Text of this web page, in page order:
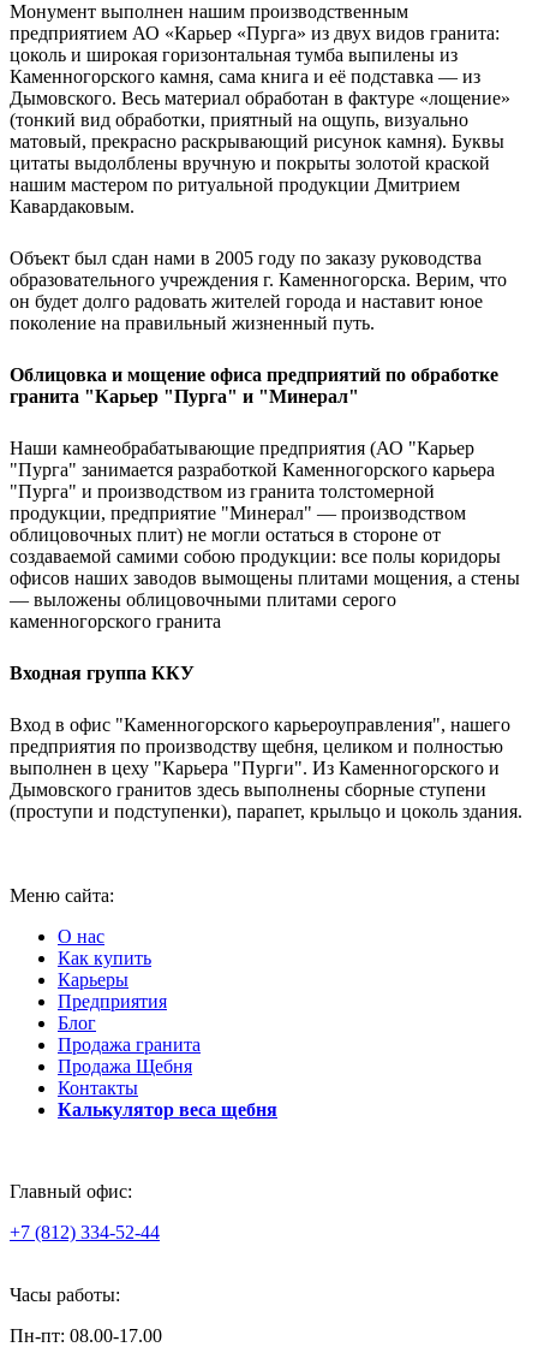
Монумент выполнен нашим производственным
предприятием АО «Карьер «Пурга» из двух видов гранита:
цоколь и широкая горизонтальная тумба выпилены из
Каменногорского камня, сама книга и её подставка — из
Дымовского. Весь материал обработан в фактуре «лощение»
(тонкий вид обработки, приятный на ощупь, визуально
матовый, прекрасно раскрывающий рисунок камня). Буквы
цитаты выдолблены вручную и покрыты золотой краской
нашим мастером по ритуальной продукции Дмитрием
Кавардаковым.
Объект был сдан нами в 2005 году по заказу руководства
образовательного учреждения г. Каменногорска. Верим, что
он будет долго радовать жителей города и наставит юное
поколение на правильный жизненный путь.
Облицовка и мощение офиса предприятий по обработке
гранита "Карьер "Пурга" и "Минерал"
Наши камнеобрабатывающие предприятия (АО "Карьер
"Пурга" занимается разработкой Каменногорского карьера
"Пурга" и производством из гранита толстомерной
продукции, предприятие "Минерал" — производством
облицовочных плит) не могли остаться в стороне от
создаваемой самими собою продукции: все полы коридоры
офисов наших заводов вымощены плитами мощения, а стены
— выложены облицовочными плитами серого
каменногорского гранита
Входная группа ККУ
Вход в офис "Каменногорского карьероуправления", нашего
предприятия по производству щебня, целиком и полностью
выполнен в цеху "Карьера "Пурги". Из Каменногорского и
Дымовского гранитов здесь выполнены сборные ступени
(проступи и подступенки), парапет, крыльцо и цоколь здания.
Меню сайта:
О нас
Как купить
Карьеры
Предприятия
Блог
Продажа гранита
Продажа Щебня
Контакты
Калькулятор веса щебня
Главный офис:
+7 (812) 334-52-44
Часы работы:
Пн-пт: 08.00-17.00